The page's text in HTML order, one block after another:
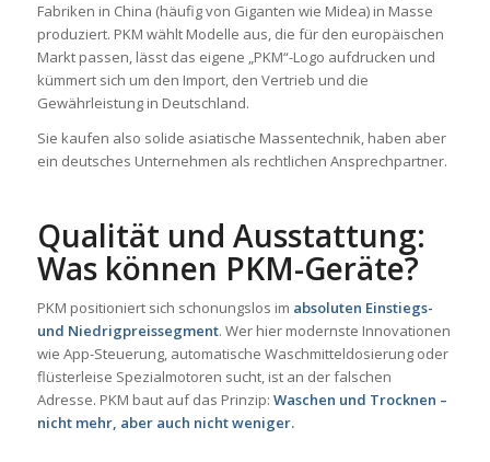
Fabriken in China (häufig von Giganten wie Midea) in Masse
produziert. PKM wählt Modelle aus, die für den europäischen
Markt passen, lässt das eigene „PKM“-Logo aufdrucken und
kümmert sich um den Import, den Vertrieb und die
Gewährleistung in Deutschland.
Sie kaufen also solide asiatische Massentechnik, haben aber
ein deutsches Unternehmen als rechtlichen Ansprechpartner.
Qualität und Ausstattung:
Was können PKM-Geräte?
PKM positioniert sich schonungslos im absoluten Einstiegs-
und Niedrigpreissegment. Wer hier modernste Innovationen
wie App-Steuerung, automatische Waschmitteldosierung oder
flüsterleise Spezialmotoren sucht, ist an der falschen
Adresse. PKM baut auf das Prinzip: Waschen und Trocknen –
nicht mehr, aber auch nicht weniger.